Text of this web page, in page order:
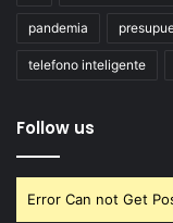
pandemia
telefono inteligente
Follow us
Error Can not Get